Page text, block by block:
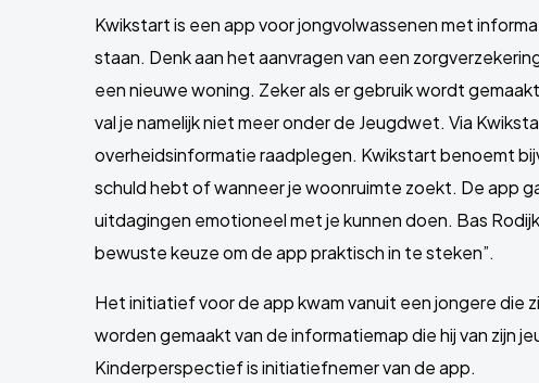
Kwikstart is een app voor jongvolwassenen met
staan. Denk aan het aanvragen van een
een nieuwe woning. Zeker als er gebruik wordt
val je namelijk niet meer onder de Jeugdwet. Via
overheidsinformatie raadplegen. Kwikstart benoemt
schuld hebt of wanneer je woonruimte zoekt. De app
uitdagingen emotioneel met je kunnen doen. Bas
bewuste keuze om de app praktisch in te steken”.
Het initiatief voor de app kwam vanuit een jongere die
worden gemaakt van de informatiemap die hij van zijn
Kinderperspectief is initiatiefnemer van de app.